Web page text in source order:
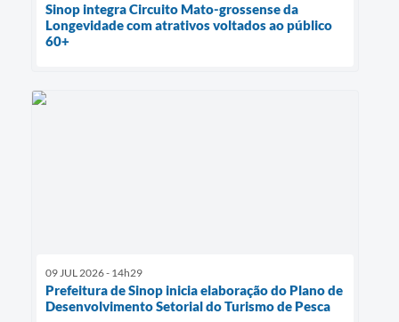
Sinop integra Circuito Mato-grossense da
Longevidade com atrativos voltados ao público
60+
09 JUL 2026 - 14h29
Prefeitura de Sinop inicia elaboração do Plano de
Desenvolvimento Setorial do Turismo de Pesca